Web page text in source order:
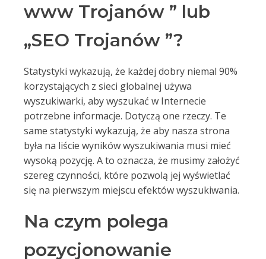
www Trojanów ” lub
„SEO Trojanów ”?
Statystyki wykazują, że każdej dobry niemal 90%
korzystających z sieci globalnej używa
wyszukiwarki, aby wyszukać w Internecie
potrzebne informacje. Dotyczą one rzeczy. Te
same statystyki wykazują, że aby nasza strona
była na liście wyników wyszukiwania musi mieć
wysoką pozycję. A to oznacza, że musimy założyć
szereg czynności, które pozwolą jej wyświetlać
się na pierwszym miejscu efektów wyszukiwania.
Na czym polega
pozycjonowanie